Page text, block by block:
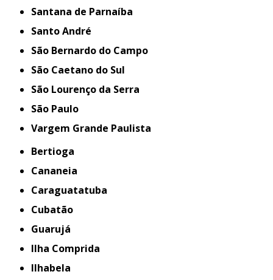
Santana de Parnaíba
Santo André
São Bernardo do Campo
São Caetano do Sul
São Lourenço da Serra
São Paulo
Vargem Grande Paulista
Bertioga
Cananeia
Caraguatatuba
Cubatão
Guarujá
Ilha Comprida
Ilhabela